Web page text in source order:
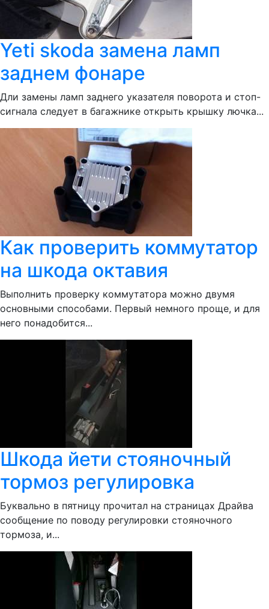
Yeti skoda замена ламп
заднем фонаре
Дли замены ламп заднего указателя поворота и стоп-
сигнала следует в багажнике открыть крышку лючка...
Как проверить коммутатор
на шкода октавия
Выполнить проверку коммутатора можно двумя
основными способами. Первый немного проще, и для
него понадобится...
Шкода йети стояночный
тормоз регулировка
Буквально в пятницу прочитал на страницах Драйва
сообщение по поводу регулировки стояночного
тормоза, и...